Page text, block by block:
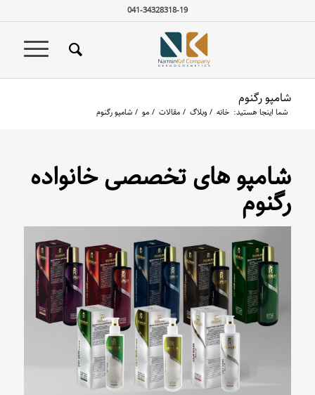
041-34328318-19
شامپو رگنوم
شما اینجا هستید: خانه / وبلاگ / مقالات / مو / شامپو رگنوم
شامپو های تخصصی خانواده
رگنوم